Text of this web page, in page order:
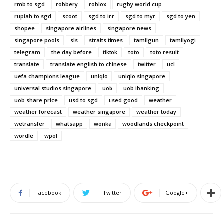
rmb to sgd
robbery roblox
rugby world cup
rupiah to sgd
scoot sgd to inr sgd to myr
sgd to yen
shopee
singapore airlines
singapore news
singapore pools
sls straits times tamilgun
tamilyogi
telegram
the day before tiktok toto
toto result
translate
translate english to chinese twitter
ucl
uefa champions league
uniqlo
uniqlo singapore
universal studios singapore
uob
uob ibanking
uob share price
usd to sgd used good
weather
weather forecast
weather singapore
weather today
wetransfer
whatsapp wonka
woodlands checkpoint
wordle
wpol
Facebook Twitter Google+